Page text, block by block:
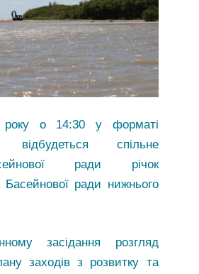
о 14:30 у форматі
відбудеться спільне
ради річок
Басейнової ради нижнього
засідання розгляд
заходів з розвитку та